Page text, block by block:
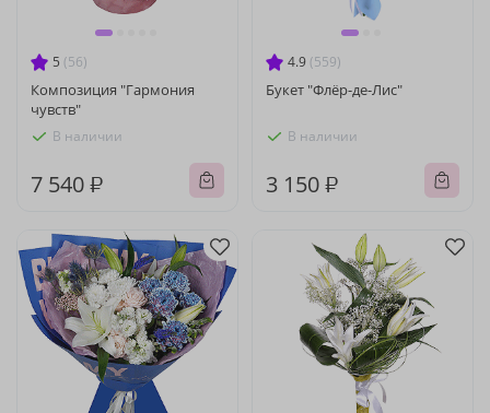
5 (56)
Композиция "Гармония
чувств"
В наличии
7 540 ₽
4.9 (559)
Букет "Флёр-де-Лис"
В наличии
3 150 ₽